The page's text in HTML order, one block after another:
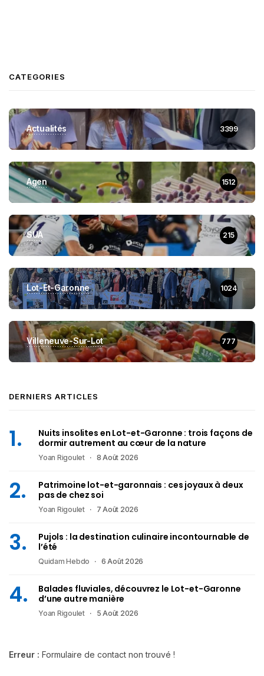
CATEGORIES
Actualités 3399
Agen 1512
SUA 215
Lot-Et-Garonne 1024
Villeneuve-Sur-Lot 777
DERNIERS ARTICLES
Nuits insolites en Lot-et-Garonne : trois façons de
dormir autrement au cœur de la nature
Yoan Rigoulet 8 Août 2026
Patrimoine lot-et-garonnais : ces joyaux à deux
pas de chez soi
Yoan Rigoulet 7 Août 2026
Pujols : la destination culinaire incontournable de
l’été
Quidam Hebdo 6 Août 2026
Balades fluviales, découvrez le Lot-et-Garonne
d’une autre manière
Yoan Rigoulet 5 Août 2026
Erreur : Formulaire de contact non trouvé !